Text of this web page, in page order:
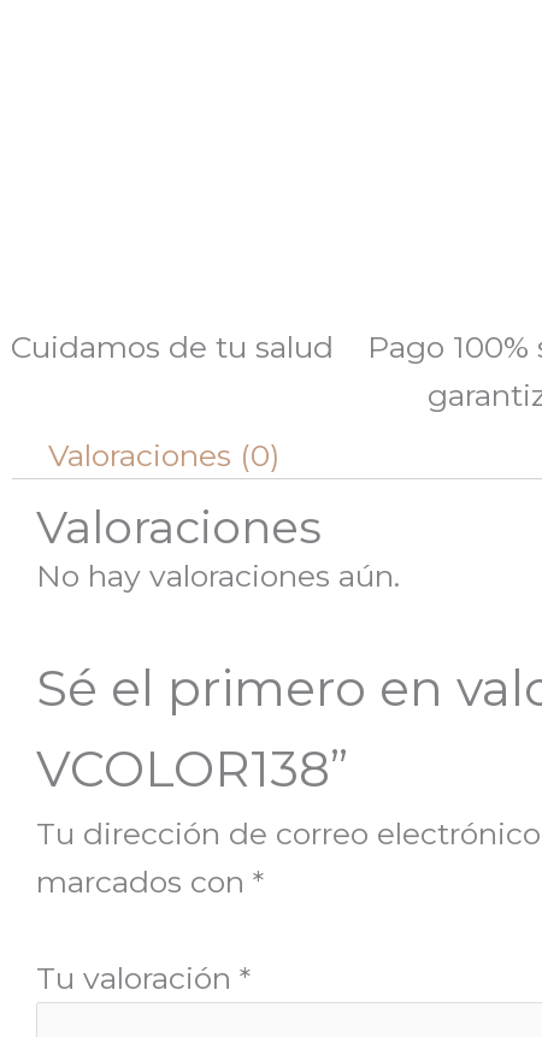
Cuidamos de tu salud
Pago
Valoraciones (0)
Valoraciones
No hay valoraciones aún.
Sé el primero en
VCOLOR138”
Tu dirección de correo
marcados con *
Tu valoración *